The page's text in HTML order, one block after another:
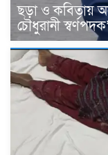
ছড়া ও কবিতায়
চৌধুরানী